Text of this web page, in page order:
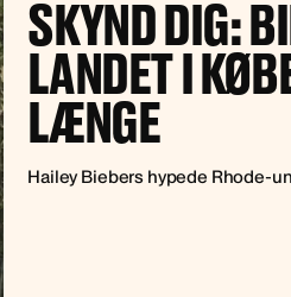
SKYND DIG:
LANDET I
LÆNGE
Hailey Biebers hypede Rhode-